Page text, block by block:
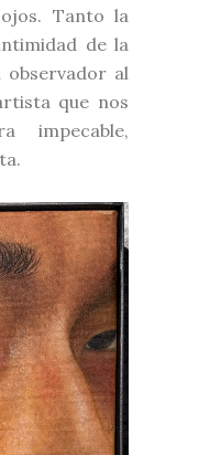
Tanto la
de la
observador al
que nos
impecable,